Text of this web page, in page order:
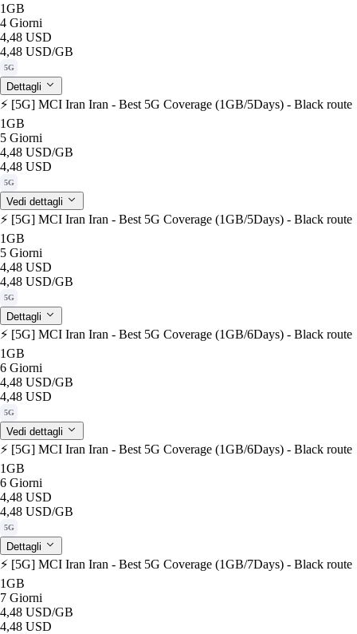
1GB
4 Giorni
4,48 USD
4,48 USD/GB
5G
Dettagli
⚡️ [5G] MCI Iran Iran - Best 5G Coverage (1GB/5Days) - Black route
1GB
5 Giorni
4,48 USD/GB
4,48 USD
5G
Vedi dettagli
⚡️ [5G] MCI Iran Iran - Best 5G Coverage (1GB/5Days) - Black route
1GB
5 Giorni
4,48 USD
4,48 USD/GB
5G
Dettagli
⚡️ [5G] MCI Iran Iran - Best 5G Coverage (1GB/6Days) - Black route
1GB
6 Giorni
4,48 USD/GB
4,48 USD
5G
Vedi dettagli
⚡️ [5G] MCI Iran Iran - Best 5G Coverage (1GB/6Days) - Black route
1GB
6 Giorni
4,48 USD
4,48 USD/GB
5G
Dettagli
⚡️ [5G] MCI Iran Iran - Best 5G Coverage (1GB/7Days) - Black route
1GB
7 Giorni
4,48 USD/GB
4,48 USD